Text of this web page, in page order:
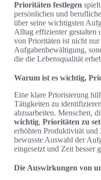
Prioritäten festlegen
persönlichen und
über seine wichtigsten
Alltag effizienter gestalten
von Prioritäten ist nicht nur
Aufgabenbewältigung,
die die Lebensqualität
Warum ist es wichtig,
Eine klare Priorisierung
Tätigkeiten zu
abzuarbeiten. Menschen,
wichtig, Prioritäten zu
erhöhten Produktivität
bewusste Auswahl der
eingesetzt und Zeit besser
Die Auswirkungen von